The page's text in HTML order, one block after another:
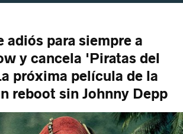
adiós para siempre a
y cancela 'Piratas del
próxima película de la
reboot sin Johnny Depp